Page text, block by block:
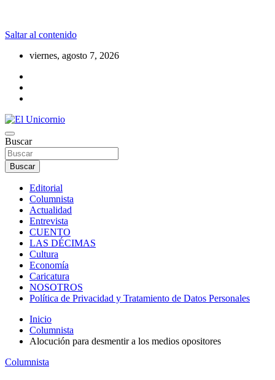
Saltar al contenido
viernes, agosto 7, 2026
El Unicornio
La realidad supera la fantasía
Buscar
Buscar
Editorial
Columnista
Actualidad
Entrevista
CUENTO
LAS DÉCIMAS
Cultura
Economía
Caricatura
NOSOTROS
Política de Privacidad y Tratamiento de Datos Personales
Inicio
Columnista
Alocución para desmentir a los medios opositores
Columnista